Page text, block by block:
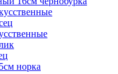
норка